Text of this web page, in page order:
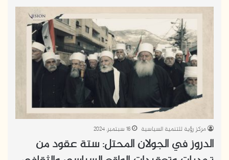
مركز رؤية للتنمية السياسية 16 سبتمبر، 2024
الدروز في الجولان المحتل: ستة عقود من